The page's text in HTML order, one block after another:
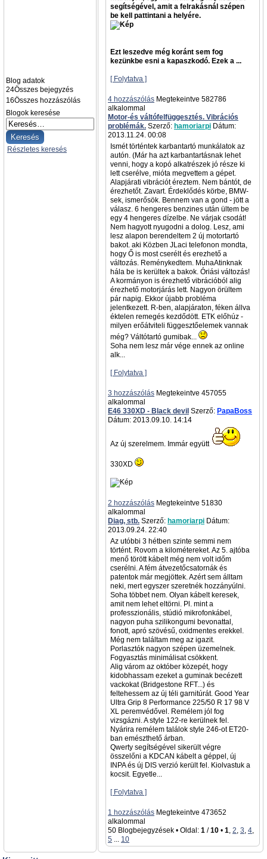
Blog adatok
24Összes bejegyzés
16Összes hozzászólás
Blogok keresése
Részletes keresés
segítségével, amit a felrakásnál szépen
be kell pattintani a helyére.
Ezt leszedve még koránt sem fog
kezünkbe esni a kapaszkodó. Ezek a ...
[ Folytatva ]
4 hozzászólás Megtekeintve 582786
alkalommal
Motor-és váltófelfüggesztés. Vibrációs
problémák. Szerző: hamoriarpi Dátum:
2013.11.24. 00:08
Ismét történtek karbantartó munkálatok az
autón. (Már ha azt karbantartásnak lehet
venni, hogy a kopó alkatrészek jó része ki
lett cserélve, mióta megvettem a gépet.
Alapjárati vibrációt éreztem. Nem bántót, de
érezhetőt. Zavart. Érdeklődés körbe, BMW-
sek, ismerősök. Bennem van a gond - jött a
válasz. 6 hengeres benzines után ültem be
egy 4 hengeres dízelbe. Ne várjak csodát!
Nem hagyott nyugodni a dolog. Lesz, ami
lesz alapon berendeltem 2 új motortartó
bakot. aki Közben JLaci telefonon mondta,
hogy Ő is most cserélt és erezhető a
változás. Reménykedtem. MuhaAtinknak
hála be is kerültek a bakok. Óriási változás!
A kormányon is érezhető vibrációból alig
érezhető motorjárás lett. Nagyon örültem
pár napig. Ekkor újabb probléma
jelentkezett. R-ben, alapjáraton, féken állva
éktelen remegés kezdődött. ETK előhúz -
milyen erőátviteli függesztőelemek vannak
még? Váltótartó gumibak...
Soha nem lesz már vége ennek az online
alk...
[ Folytatva ]
3 hozzászólás Megtekeintve 457055
alkalommal
E46 330XD - Black devil Szerző: PapaBoss
Dátum: 2013.09.10. 14:14
Az új szerelmem. Immár együtt
330XD
2 hozzászólás Megtekeintve 51830
alkalommal
Diag, stb. Szerző: hamoriarpi Dátum:
2013.09.24. 22:40
Az utóbbi 3 hétben szinte semmi nem
történt. Rovom a kilométereket. Az 5. ajtóba
menő törött kábelt még nem volt időm
cserélni. A fém átvezetőcsatornák és
patentok már megjöttek. Azért sem álltam
neki, mert egyszer szeretnék hozzányúlni.
Soha többet nem. Olyan kábelt keresek,
amit nem lehet eltörni. Pl. mint a
professzionális, stúdió mikrofonkábel,
nagyon puha szilikongumi bevonattal,
fonott, apró szövésű, oxidmentes erekkel.
Még nem találtam meg az igazit.
Porlasztók nagyon szépen üzemelnek.
Fogyasztás minimálisat csökkent.
Alig várom az október közepét, hogy
kidobhassam ezeket a guminak becézett
vackokat (Bridgestone RFT...) és
feltehessem az új téli garnitúrát. Good Year
Ultra Grip 8 Performance 225/50 R 17 98 V
XL peremvédővel. Remélem jól fog
vizsgázni. A style 122-re kerülnek fel.
Nyárira remélem találok style 246-ot ET20-
ban emészthető árban.
Qwerty segítségével sikerült végre
összelőni a KDCAN kábelt a géppel, új
INPA és új DIS verzió került fel. Kiolvastuk a
kocsit. Egyetle...
[ Folytatva ]
1 hozzászólás Megtekeintve 473652
alkalommal
50 Blogbejegyzések • Oldal: 1 /10 • 1, 2, 3, 4,
5 ... 10